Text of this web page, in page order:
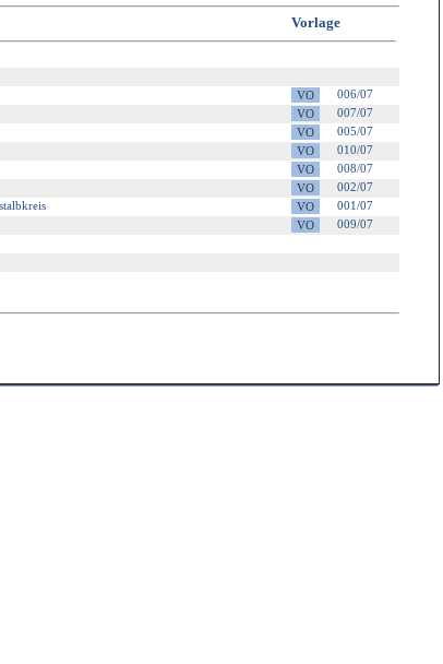
Vorlage
006/07
007/07
005/07
010/07
008/07
002/07
001/07
009/07